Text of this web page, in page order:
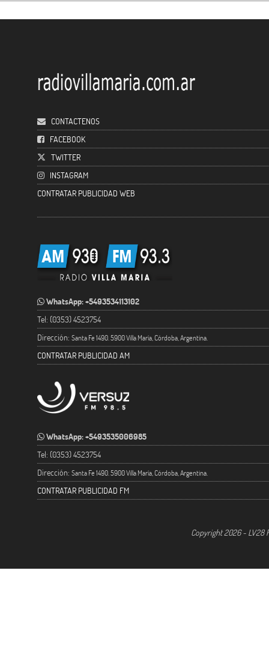
CONTACTENOS
FACEBOOK
TWITTER
INSTAGRAM
CONTRATAR PUBLICIDAD WEB
WhatsApp: +5493534113102
Tel: (0353) 4523754
Dirección: Santa Fe 1490. 5900 Villa María, Córdoba, Argentina.
CONTRATAR PUBLICIDAD AM
WhatsApp: +5493535006985
Tel: (0353) 4523754
Dirección: Santa Fe 1490. 5900 Villa María, Córdoba, Argentina.
CONTRATAR PUBLICIDAD FM
Copyright 2026 - LV28